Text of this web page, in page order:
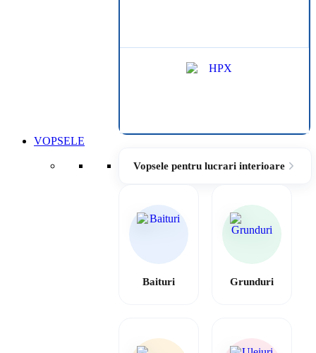
VOPSELE
Vopsele pentru lucrari interioare
Baituri Grunduri